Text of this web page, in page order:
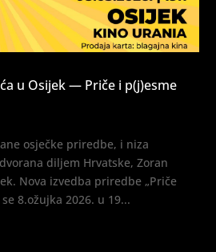
u Osijek — Priče i p(j)esme
osječke priredbe, i niza
diljem Hrvatske, Zoran
Nova izvedba priredbe „Priče
8.ožujka 2026. u 19...